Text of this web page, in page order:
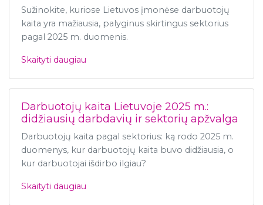
Sužinokite, kuriose Lietuvos įmonėse darbuotojų
kaita yra mažiausia, palyginus skirtingus sektorius
pagal 2025 m. duomenis.
Skaityti daugiau
Darbuotojų kaita Lietuvoje 2025 m.:
didžiausių darbdavių ir sektorių apžvalga
Darbuotojų kaita pagal sektorius: ką rodo 2025 m.
duomenys, kur darbuotojų kaita buvo didžiausia, o
kur darbuotojai išdirbo ilgiau?
Skaityti daugiau